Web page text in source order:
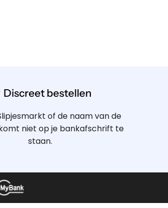
Discreet bestellen
of de naam van de
niet op je bankafschrift te
staan.